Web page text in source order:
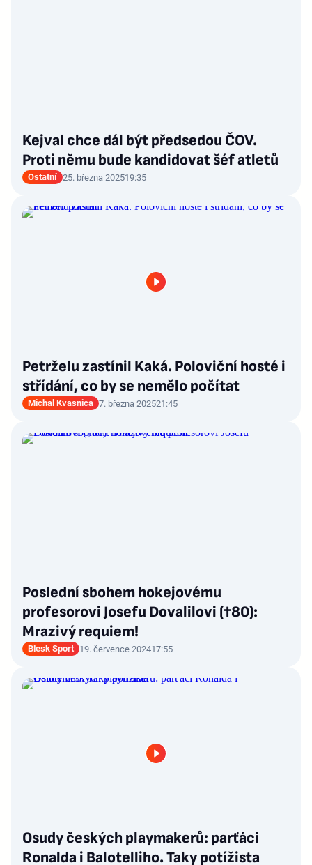
Kejval chce dál být předsedou ČOV.
Proti němu bude kandidovat šéf atletů
Ostatní 25. března 202519:35
Petrželu zastínil Kaká. Poloviční hosté i
střídání, co by se nemělo počítat
Michal Kvasnica 7. března 202521:45
Poslední sbohem hokejovému
profesorovi Josefu Dovalilovi (†80):
Mrazivý requiem!
Blesk Sport 19. července 202417:55
Osudy českých playmakerů: parťáci
Ronalda i Balotelliho. Taky potížista